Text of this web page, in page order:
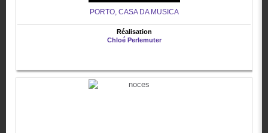
PORTO, CASA DA MUSICA
Réalisation
Chloé Perlemuter